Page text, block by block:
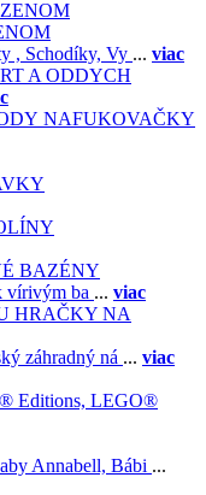
, Schodíky, Vy ... viac
A ODDYCH
NAFUKOVAČKY
BAZÉNY
vírivým ba ... viac
HRAČKY NA
záhradný ná ... viac
Editions, LEGO®
Annabell, Bábi ...